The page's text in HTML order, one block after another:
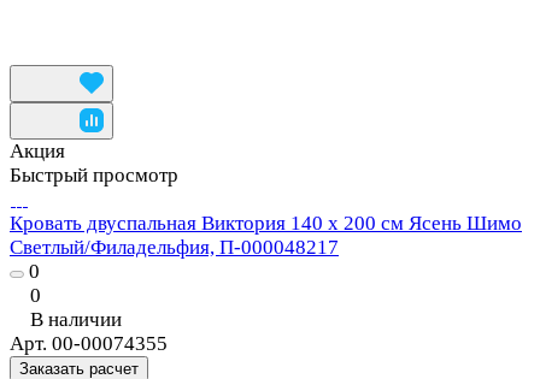
Акция
Быстрый просмотр
Кровать двуспальная Виктория 140 х 200 см Ясень Шимо
Светлый/Филадельфия, П-000048217
0
0
В наличии
Арт. 00-00074355
Заказать расчет